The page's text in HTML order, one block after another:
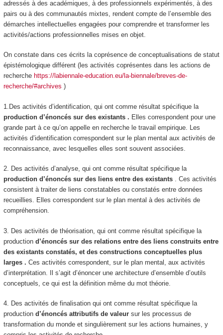
adressés à des académiques, à des professionnels expérimentés, à des
pairs ou à des communautés mixtes, rendent compte de l’ensemble des
démarches intellectuelles engagées pour comprendre et transformer les
activités/actions professionnelles mises en objet.
On constate dans ces écrits la coprésence de conceptualisations de statut
épistémologique différent(les activités coprésentes dans les actions de
recherche https://labiennale-education.eu/la-biennale/breves-de-
recherche/#archives )
1.Des activités d’identification, qui ont comme résultat spécifique la
production d’énoncés sur des existants . Elles correspondent pour une
grande part à ce qu’on appelle en recherche le travail empirique.
Les
activités d’identification correspondent sur le plan mental aux activités de
reconnaissance, avec lesquelles elles sont souvent associées.
2. Des activités d’analyse, qui ont comme résultat spécifique la
production d’énoncés sur des liens entre des existants . Ces activités
consistent à traiter de liens constatables ou constatés entre données
recueillies. Elles correspondent sur le plan mental à des activités de
compréhension.
3. Des activités de théorisation, qui ont comme résultat spécifique la
production d’énoncés sur des relations entre des liens construits entre
des existants constatés, et des constructions conceptuelles plus
larges . Ces activités correspondent, sur le plan mental, aux activités
d’interprétation.
Il s’agit d’énoncer une architecture d’ensemble d’outils
conceptuels, ce qui est la définition même du mot théorie.
4. Des activités de finalisationqui ont comme résultat spécifique la
production d’énoncés attributifs de valeur sur les processus de
transformation du monde et singulièrement sur les actions humaines, y